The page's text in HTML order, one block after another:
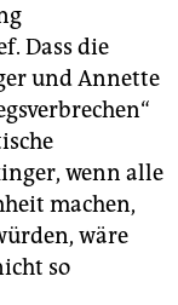
Dass die
und Annette
wenn alle
machen,
wäre
so